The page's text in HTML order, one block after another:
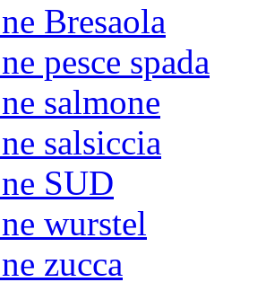
Bresaola
pesce spada
salmone
salsiccia
SUD
wurstel
zucca